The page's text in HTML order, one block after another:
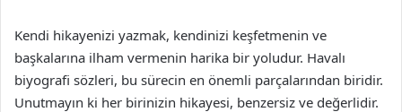
Kendi hikayenizi yazmak, kendinizi keşfetmenin ve
başkalarına ilham vermenin harika bir yoludur. Havalı
biyografi sözleri, bu sürecin en önemli parçalarından biridir.
Unutmayın ki her birinizin hikayesi, benzersiz ve değerlidir.